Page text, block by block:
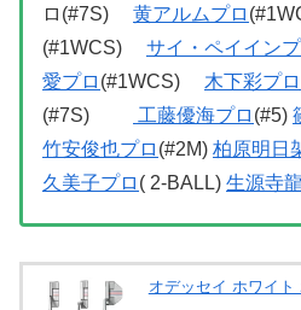
ロ(#7S) 黄アルムプロ
(#1WCS) サイ・ペイイン
愛プロ (#1WCS) 木下彩プロ
(#7S)
工藤優海プロ (#5)
竹安俊也プロ (#2M) 柏原明日
久美子プロ ( 2-BALL) 生源寺
オデッセイ ホワイ